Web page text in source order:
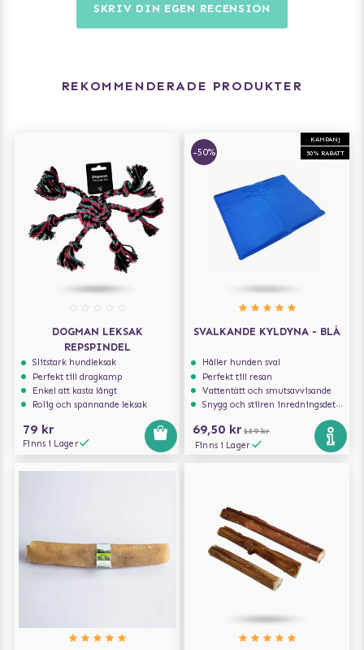
SKRIV DIN EGEN RECENSION
REKOMMENDERADE PRODUKTER
DOGMAN LEKSAK
REPSPINDEL
Slitstark hundleksak
Perfekt till dragkamp
Enkel att kasta långt
Rolig och spännande leksak
79 kr
Finns i Lager
KAMPANJ
50% RABATT
-50%
SVALKANDE KYLDYNA - BLÅ
Håller hunden sval
Perfekt till resan
Vattentätt och smutsavvisande
Snygg och stilren inredningsdetalj
69,50 kr 139 kr
Finns i Lager